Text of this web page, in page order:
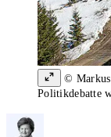
©
Politikdebatte